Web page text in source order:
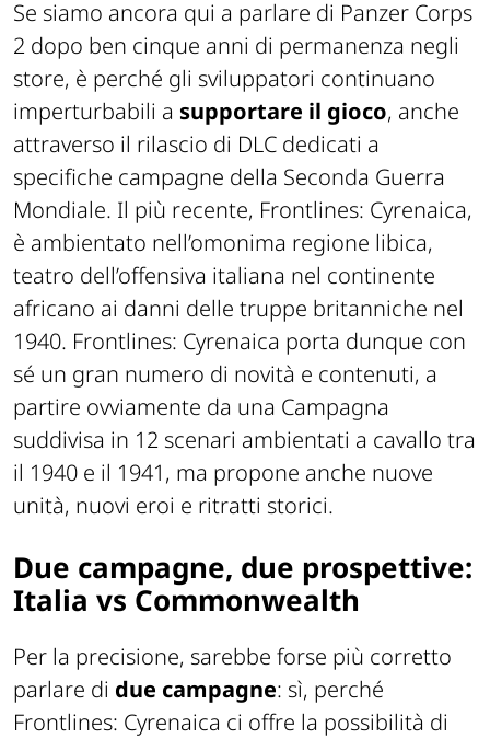
Se siamo ancora qui a parlare di Panzer Corps
2 dopo ben cinque anni di permanenza negli
store, è perché gli sviluppatori continuano
imperturbabili a supportare il gioco, anche
attraverso il rilascio di DLC dedicati a
specifiche campagne della Seconda Guerra
Mondiale. Il più recente, Frontlines: Cyrenaica,
è ambientato nell’omonima regione libica,
teatro dell’offensiva italiana nel continente
africano ai danni delle truppe britanniche nel
1940. Frontlines: Cyrenaica porta dunque con
sé un gran numero di novità e contenuti, a
partire ovviamente da una Campagna
suddivisa in 12 scenari ambientati a cavallo tra
il 1940 e il 1941, ma propone anche nuove
unità, nuovi eroi e ritratti storici.
Due campagne, due prospettive:
Italia vs Commonwealth
Per la precisione, sarebbe forse più corretto
parlare di due campagne: sì, perché
Frontlines: Cyrenaica ci offre la possibilità di